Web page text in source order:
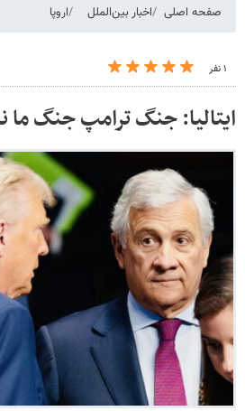
صفحه اصلی اخبار بین‌الملل اروپا
۱ نفر
ایتالیا: جنگ ترامپ جنگ ما